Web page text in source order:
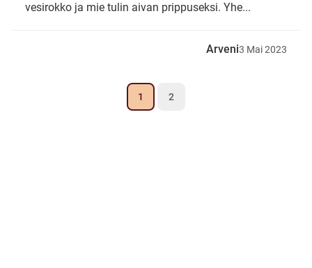
vesirokko ja mie tulin aivan prippuseksi. Yhe...
Arveni3 Mai2023
1 2